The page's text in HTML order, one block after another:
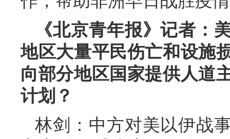
《北京青年报》记者：
地区大量平民伤亡和设施
向部分地区国家提供人道
计划？
林剑：中方对美以伊战